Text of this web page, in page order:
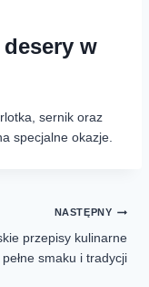
w
sernik oraz
specjalne okazje.
NASTĘPNY
przepisy kulinarne
pełne smaku i tradycji